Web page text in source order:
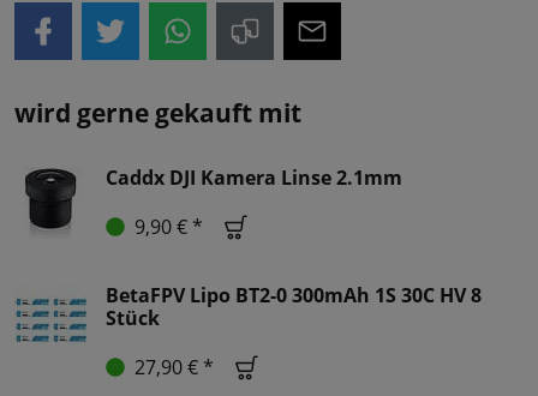
wird gerne gekauft mit
Caddx DJI Kamera Linse 2.1mm
9,90 € *
BetaFPV Lipo BT2-0 300mAh 1S 30C HV 8
Stück
27,90 € *